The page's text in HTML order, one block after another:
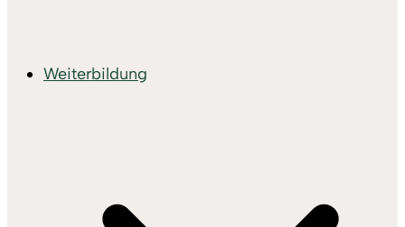
Weiterbildung